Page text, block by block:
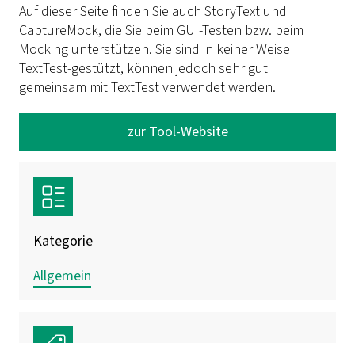
Auf dieser Seite finden Sie auch StoryText und
CaptureMock, die Sie beim GUI-Testen bzw. beim
Mocking unterstützen. Sie sind in keiner Weise
TextTest-gestützt, können jedoch sehr gut
gemeinsam mit TextTest verwendet werden.
zur Tool-Website
Kategorie
Allgemein